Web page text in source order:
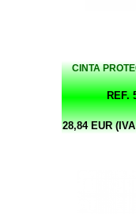
CINTA
REF.
28,84 EUR